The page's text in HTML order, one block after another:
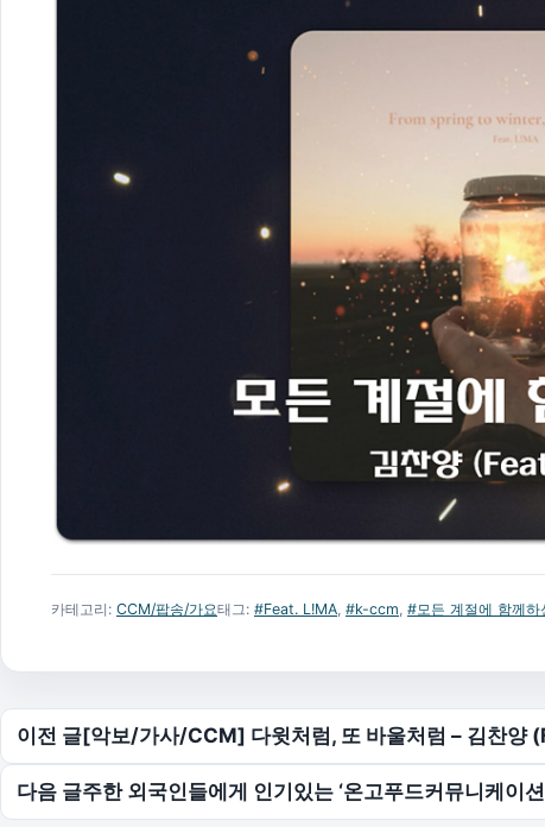
카테고리: CCM/팝송/가요태그: #Feat. L!MA, #k-ccm, #모든 계절에 함께하
글 탐색
이전 글[악보/가사/CCM] 다윗처럼, 또 바울처럼 – 김찬양
다음 글주한 외국인들에게 인기있는 ‘온고푸드커뮤니케이